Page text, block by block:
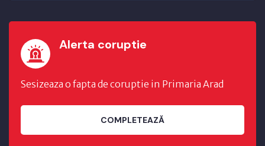
Alerta coruptie
Sesizeaza o fapta de coruptie in Primaria Arad
COMPLETEAZĂ